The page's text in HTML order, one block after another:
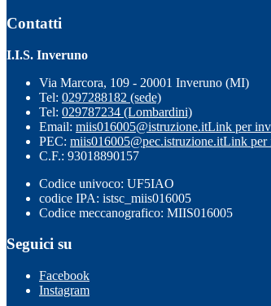
Contatti
I.I.S. Inveruno
Via Marcora, 109 - 20001 Inveruno (MI)
Tel: 0297288182 (sede)
Tel: 029787234 (Lombardini)
Email: miis016005@istruzione.itLink per
PEC: miis016005@pec.istruzione.itLink per
C.F.: 93018890157
Codice univoco: UF5IAO
codice IPA: istsc_miis016005
Codice meccanografico: MIIS016005
Seguici su
Facebook
Instagram